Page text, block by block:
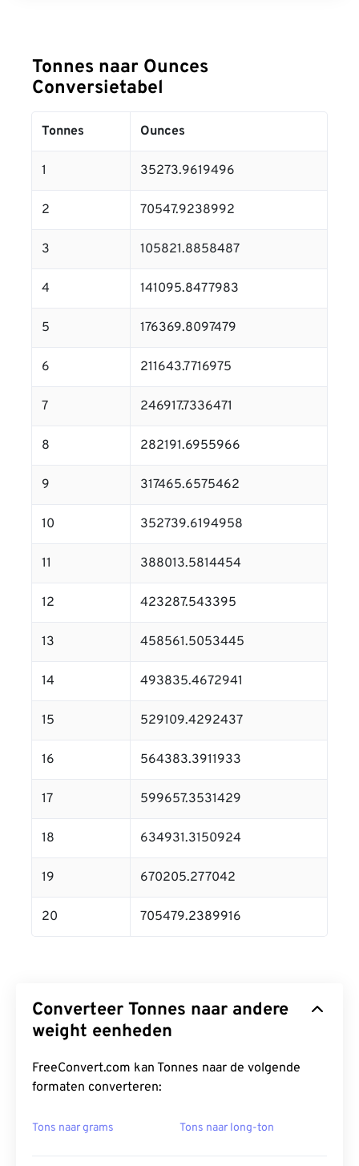
Tonnes naar Ounces
Conversietabel
Tonnes Ounces
1 35273.9619496
2 70547.9238992
3 105821.8858487
4 141095.8477983
5 176369.8097479
6 211643.7716975
7 246917.7336471
8 282191.6955966
9 317465.6575462
10 352739.6194958
11 388013.5814454
12 423287.543395
13 458561.5053445
14 493835.4672941
15 529109.4292437
16 564383.3911933
17 599657.3531429
18 634931.3150924
19 670205.277042
20 705479.2389916
Converteer Tonnes naar andere
weight eenheden
FreeConvert.com kan Tonnes naar de volgende
formaten converteren:
Tons naar grams Tons naar long-ton